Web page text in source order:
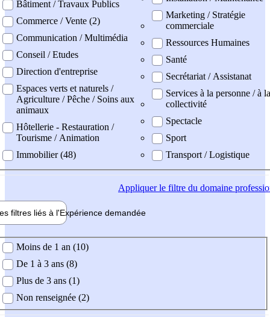
Bâtiment / Travaux Publics
Commerce / Vente (2)
Communication / Multimédia
Conseil / Etudes
Direction d'entreprise
Espaces verts et naturels /
Agriculture / Pêche / Soins aux
animaux
Hôtellerie - Restauration /
Tourisme / Animation
Immobilier (48)
Marketing / Stratégie
commerciale
Ressources Humaines
Santé
Secrétariat / Assistanat
Services à la personne / à la
collectivité
Spectacle
Sport
Transport / Logistique
Appliquerle filtre du domaine
filtres liés à l'Expérience demandée
demandée
Moins de 1 an (10)
De 1 à 3 ans (8)
Plus de 3 ans (1)
Non renseignée (2)